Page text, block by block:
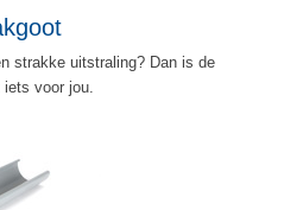
strakke uitstraling? Dan is de
iets voor jou.